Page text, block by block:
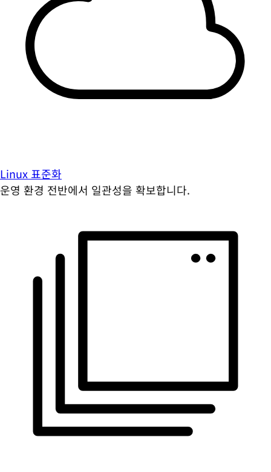
Linux 표준화
운영 환경 전반에서 일관성을 확보합니다.